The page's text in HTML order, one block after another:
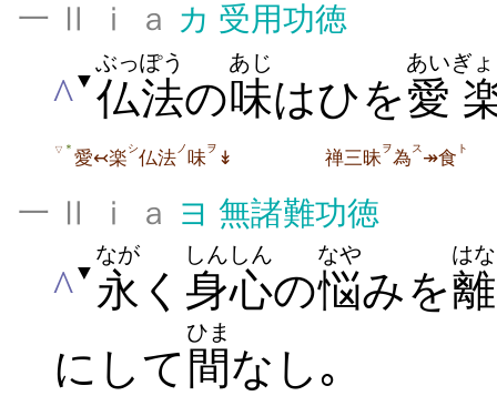
一 Ⅱ ⅰ ａ カ 受用功徳
^▼ 仏法
ぶっぽう
の味
あじ
はひを愛
あいぎ
▽ ＊ 愛↢楽シ仏法 ノ味ヲ ↡ 禅三昧ヲ為ス ↠食 ト
一 Ⅱ ⅰ ａ ヨ 無諸難功徳
^▼ 永
なが
く 身心
しんしん
の悩
なや
みを離
はな
にして 間
ひま
なし｡